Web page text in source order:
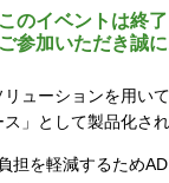
このイベントは終
参加いただき誠
ューションを用い
」として製品化さ
担を軽減するため